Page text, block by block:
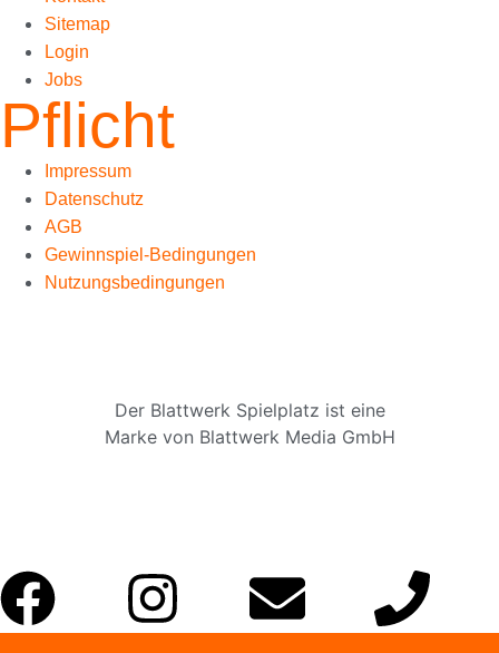
Sitemap
Login
Jobs
Pflicht
Impressum
Datenschutz
AGB
Gewinnspiel-Bedingungen
Nutzungsbedingungen
Der Blattwerk Spielplatz ist eine
Marke von Blattwerk Media GmbH